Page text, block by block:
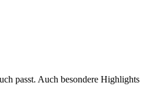
passt. Auch besondere Highlights